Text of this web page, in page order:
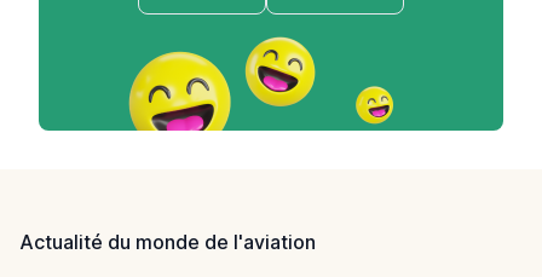
Actualité du monde de l'aviation